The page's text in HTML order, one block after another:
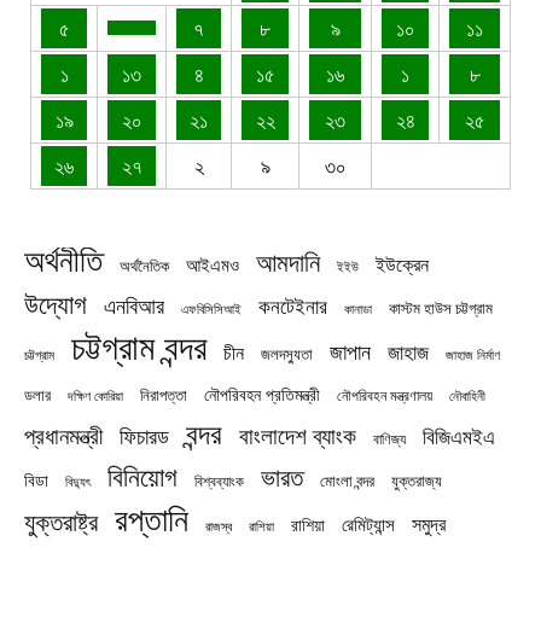
৫
৭ ৮ ৯ ১০
১১
১
১৩ ৪ ১৫ ১৬ ১
৮
১৯
২০ ২১ ২২ ২৩ ২৪
২৫
২৬
২৭ ২ ৯ ৩০
অর্থনীতি অর্থনৈতিক আইএমও আমদানি ইইউ ইউক্রেন
উদ্যোগ এনবিআর এফবিসিসিআই কনটেইনার কানাডা কাস্টম হাউস চট্টগ্রাম
চট্টগ্রাম চট্টগ্রাম বন্দর চীন জলদস্যুতা জাপান জাহাজ জাহাজ নির্মাণ
ডলার দক্ষিণ কোরিয়া নিরাপত্তা নৌপরিবহন প্রতিমন্ত্রী নৌপরিবহন মন্ত্রণালয় নৌবাহিনী
প্রধানমন্ত্রী ফিচারড বন্দর বাংলাদেশ ব্যাংক বাণিজ্য বিজিএমইএ
বিডা বিদ্যুৎ বিনিয়োগ বিশ্বব্যাংক ভারত মোংলা বন্দর যুক্তরাজ্য
যুক্তরাষ্ট্র রপ্তানি রাজস্ব রাশিয়া রাশিয়া রেমিট্যান্স সমুদ্র